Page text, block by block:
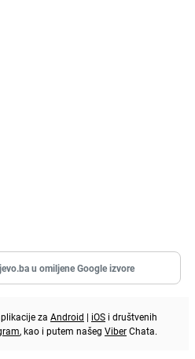
u omiljene Google izvore
za Android | iOS i društvenih
, kao i putem našeg ViberChata.